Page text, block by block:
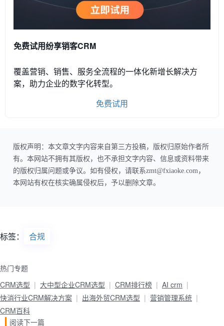
免费试用纷享销客CRM
覆盖营销、销售、服务全流程的一体化新增长解决方
案，助力企业的数字化转型。
免费试用
版权声明：本文章文字内容来自第三方投稿，版权归原始作者所
有。本网站不拥有其版权，也不承担文字内容、信息或资料带来
的版权归属问题或争议。如有侵权，请联系zmt@fxiaoke.com，
本网站有权在核实确属侵权后，予以删除文章。
标签： 合规
热门专题
CRM选型
大中型企业CRM选型 CRM排行榜
AI crm
快消行业CRM解决方案
出海外贸CRM选型
营销管理系统
CRM百科
阅读下一篇